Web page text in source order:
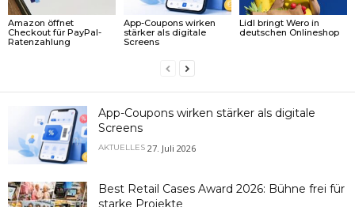
Amazon öffnet
Checkout für PayPal-
Ratenzahlung
App-Coupons wirken
stärker als digitale
Screens
Lidl bringt Wero in
deutschen Onlineshop
App-Coupons wirken stärker als digitale
Screens
AKTUELLES 27. Juli 2026
Best Retail Cases Award 2026: Bühne frei für
starke Projekte